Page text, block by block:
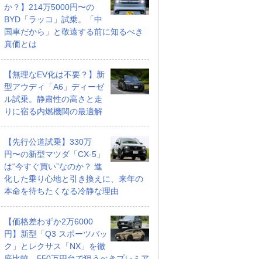
か？】214万5000円〜の
BYD「ラッコ」試乗。「中
国車だから」と敬遠する前に知るべき
真価とは
【無理なEV化は不要？】新
型アウディ「A6」ディーゼ
ル試乗。静粛性の高さと走
りに宿る内燃機関の最適解
【先行公道試乗】330万
円〜の新型マツダ「CX-5」
は“今すぐ買い”なのか？ 進
化した乗り心地と引き換えに、来年の
本命を待ちたくなる冷静な理由
【価格差わずか2万6000
円】新型「Q3 スポーツバッ
ク」とレクサス「NX」を徹